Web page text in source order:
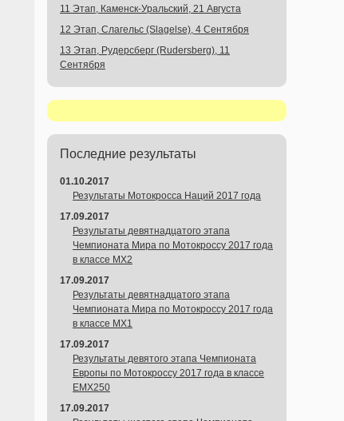
11 Этап, Каменск-Уральский, 21 Августа
12 Этап, Слагельс (Slagelse), 4 Сентября
13 Этап, Рудерсберг (Rudersberg), 11
Сентября
Последние результаты
01.10.2017
Результаты Мотокросса Наций 2017 года
17.09.2017
Результаты девятнадцатого этапа
Чемпионата Мира по Мотокроссу 2017 года
в классе MX2
17.09.2017
Результаты девятнадцатого этапа
Чемпионата Мира по Мотокроссу 2017 года
в классе MX1
17.09.2017
Результаты девятого этапа Чемпионата
Европы по Мотокроссу 2017 года в классе
EMX250
17.09.2017